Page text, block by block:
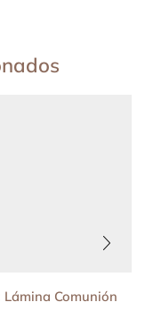
Lámina Comunión